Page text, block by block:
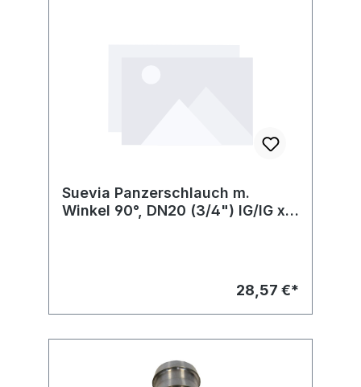
Suevia Panzerschlauch m.
Winkel 90°, DN20 (3/4") IG/IG x
28,57 €*